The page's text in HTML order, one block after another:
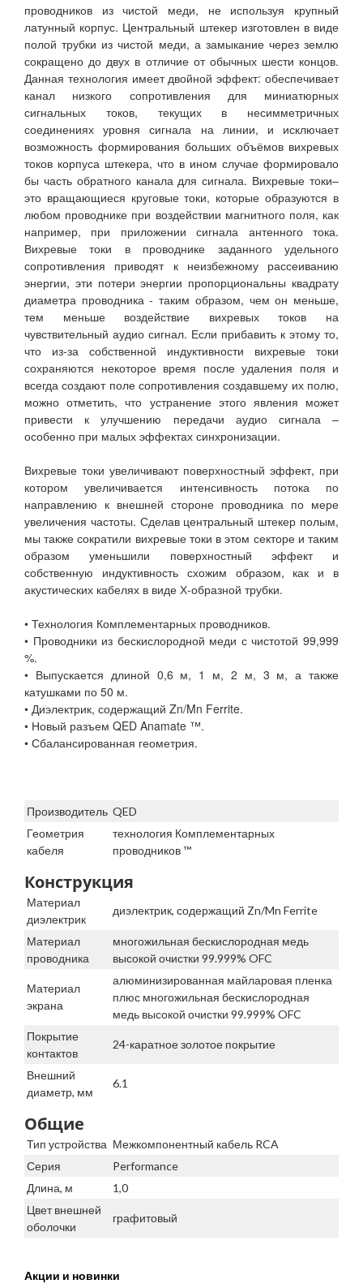
проводников из чистой меди, не используя крупный
латунный корпус. Центральный штекер изготовлен в виде
полой трубки из чистой меди, а замыкание через землю
сокращено до двух в отличие от обычных шести концов.
Данная технология имеет двойной эффект: обеспечивает
канал низкого сопротивления для миниатюрных
сигнальных токов, текущих в несимметричных
соединениях уровня сигнала на линии, и исключает
возможность формирования больших объёмов вихревых
токов корпуса штекера, что в ином случае формировало
бы часть обратного канала для сигнала. Вихревые токи–
это вращающиеся круговые токи, которые образуются в
любом проводнике при воздействии магнитного поля, как
например, при приложении сигнала антенного тока.
Вихревые токи в проводнике заданного удельного
сопротивления приводят к неизбежному рассеиванию
энергии, эти потери энергии пропорциональны квадрату
диаметра проводника - таким образом, чем он меньше,
тем меньше воздействие вихревых токов на
чувствительный аудио сигнал. Если прибавить к этому то,
что из-за собственной индуктивности вихревые токи
сохраняются некоторое время после удаления поля и
всегда создают поле сопротивления создавшему их полю,
можно отметить, что устранение этого явления может
привести к улучшению передачи аудио сигнала –
особенно при малых эффектах синхронизации.
Вихревые токи увеличивают поверхностный эффект, при
котором увеличивается интенсивность потока по
направлению к внешней стороне проводника по мере
увеличения частоты. Сделав центральный штекер полым,
мы также сократили вихревые токи в этом секторе и таким
образом уменьшили поверхностный эффект и
собственную индуктивность схожим образом, как и в
акустических кабелях в виде Х-образной трубки.
• Технология Комплементарных проводников.
• Проводники из бескислородной меди с чистотой 99,999
%.
• Выпускается длиной 0,6 м, 1 м, 2 м, 3 м, а также
катушками по 50 м.
• Диэлектрик, содержащий Zn/Mn Ferrite.
• Новый разъем QED Anamate ™.
• Сбалансированная геометрия.
Производитель QED
Геометрия
кабеля
технология Комплементарных
проводников ™
Конструкция
Материал
диэлектрик
диэлектрик, содержащий Zn/Mn Ferrite
Материал
проводника
многожильная бескислородная медь
высокой очистки 99.999% OFC
Материал
экрана
алюминизированная майларовая пленка
плюс многожильная бескислородная
медь высокой очистки 99.999% OFC
Покрытие
контактов
24-каратное золотое покрытие
Внешний
диаметр, мм
6.1
Общие
Тип устройства Межкомпонентный кабель RCA
Серия
Performance
Длина, м
1,0
Цвет внешней
оболочки
графитовый
Акции и новинки